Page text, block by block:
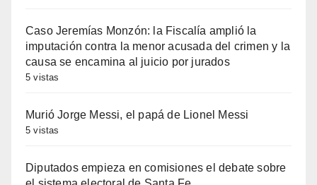
Caso Jeremías Monzón: la Fiscalía amplió la
imputación contra la menor acusada del crimen y la
causa se encamina al juicio por jurados
5 vistas
Murió Jorge Messi, el papá de Lionel Messi
5 vistas
Diputados empieza en comisiones el debate sobre